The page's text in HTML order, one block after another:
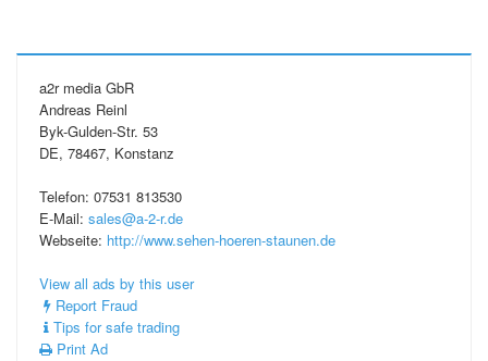
a2r media GbR
Andreas Reinl
Byk-Gulden-Str. 53
DE, 78467, Konstanz
Telefon: 07531 813530
E-Mail: sales@a-2-r.de
Webseite: http://www.sehen-hoeren-staunen.de
View all ads by this user
Report Fraud
Tips for safe trading
Print Ad